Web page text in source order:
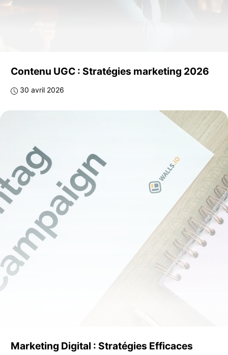
Contenu UGC : Stratégies marketing 2026
30 avril 2026
Marketing Digital : Stratégies Efficaces